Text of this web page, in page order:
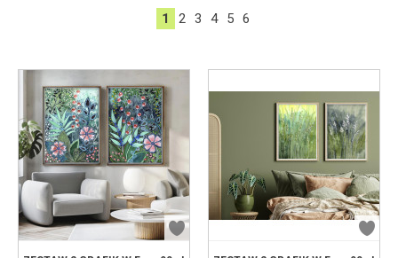
1 2 3 4 5 6